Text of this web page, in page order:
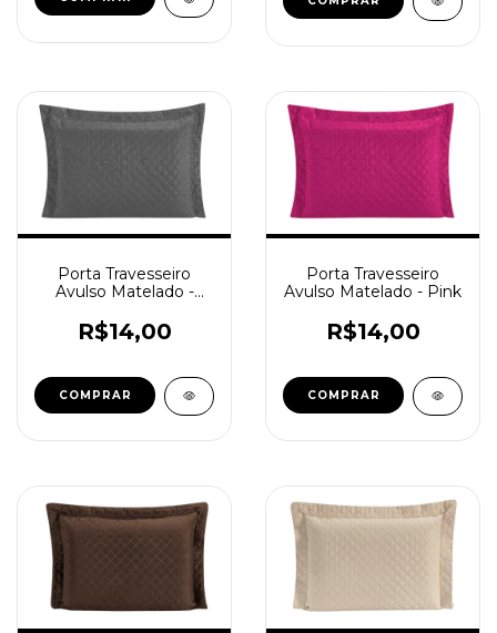
Porta Travesseiro
Avulso Matelado -
R$14,00
Porta Travesseiro
Avulso Matelado - Pink
R$14,00